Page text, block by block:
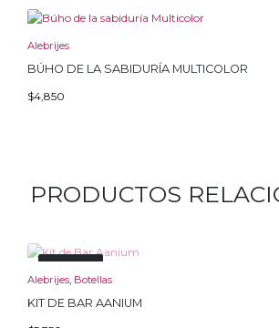
Alebrijes
BÚHO DE LA SABIDURÍA MULTICOLOR
$4,850
PRODUCTOS
Agotado
Alebrijes Botellas
KIT DE BAR AANIUM